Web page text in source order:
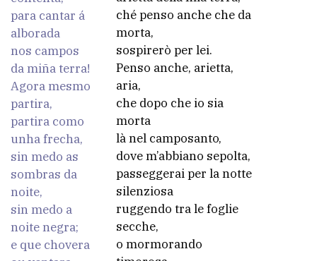
para cantar á
alborada
nos campos
da miña terra!
Agora mesmo
partira,
partira como
unha frecha,
sin medo as
sombras da
noite,
sin medo a
noite negra;
e que chovera
ché penso anche che da
morta,
sospirerò per lei.
Penso anche, arietta,
aria,
che dopo che io sia
morta
là nel camposanto,
dove m’abbiano sepolta,
passeggerai per la notte
silenziosa
ruggendo tra le foglie
secche,
o mormorando